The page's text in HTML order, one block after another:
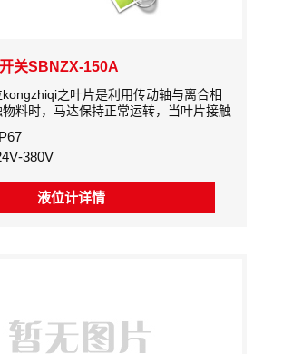
关SBNZX-150A
之叶片是利用传动轴与离合相
料时，马达保持正常运转，当叶片接触
停止转运，机构会同时输出一个开关信
度或料仓堵塞信号。
380V
液位计详情